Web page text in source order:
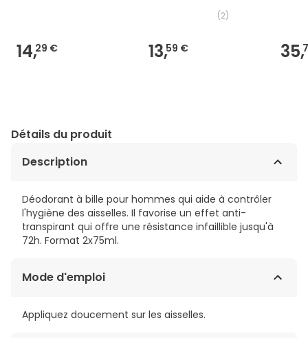
14,29 €
(2)
13,59 € 35,
Détails du produit
Description
Déodorant à bille pour hommes qui aide à contrôler
l'hygiène des aisselles. Il favorise un effet anti-
transpirant qui offre une résistance infaillible jusqu'à
72h. Format 2x75ml.
Mode d'emploi
Appliquez doucement sur les aisselles.